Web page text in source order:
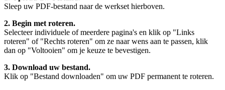
Sleep uw PDF-bestand naar de werkset hierboven.
2. Begin met roteren.
Selecteer individuele of meerdere pagina's en klik op "Links
roteren" of "Rechts roteren" om ze naar wens aan te passen, klik
dan op "Voltooien" om je keuze te bevestigen.
3. Download uw bestand.
Klik op "Bestand downloaden" om uw PDF permanent te roteren.